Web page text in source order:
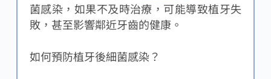
菌感染，如果不及時治療，可能導致植牙失
敗，甚至影響鄰近牙齒的健康。
如何預防植牙後細菌感染？